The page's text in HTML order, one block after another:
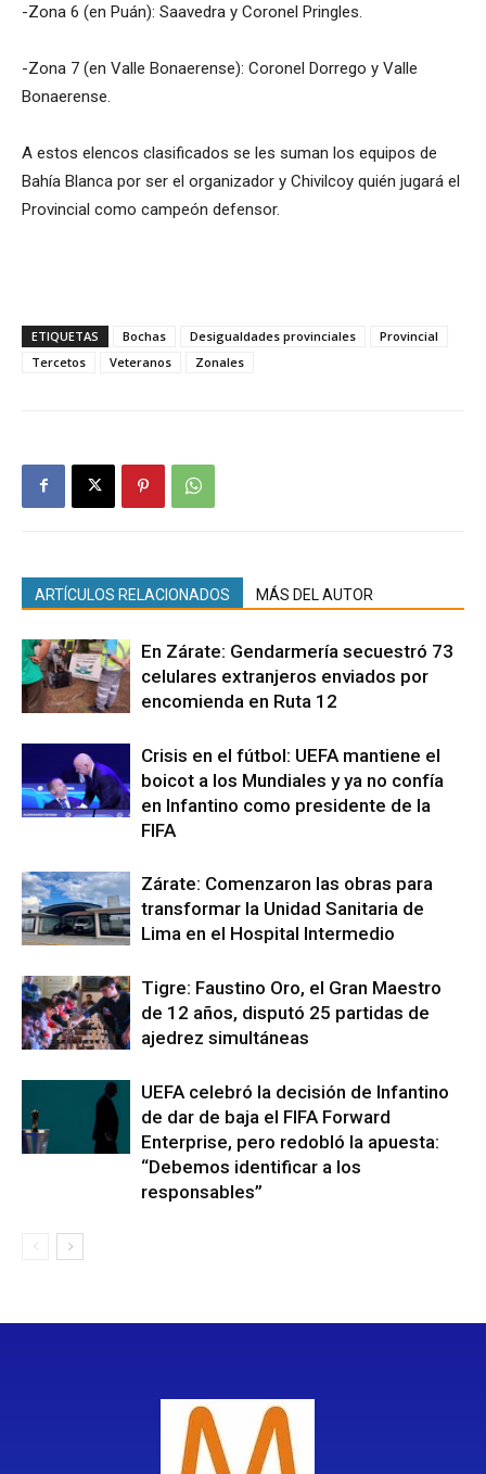
-Zona 6 (en Puán): Saavedra y Coronel Pringles.
-Zona 7 (en Valle Bonaerense): Coronel Dorrego y Valle
Bonaerense.
A estos elencos clasificados se les suman los equipos de
Bahía Blanca por ser el organizador y Chivilcoy quién jugará el
Provincial como campeón defensor.
ETIQUETAS Bochas Desigualdades provinciales
Provincial
Tercetos
Veteranos Zonales
ARTÍCULOS RELACIONADOS MÁS DEL AUTOR
En Zárate: Gendarmería secuestró 73
celulares extranjeros enviados por
encomienda en Ruta 12
Crisis en el fútbol: UEFA mantiene el
boicot a los Mundiales y ya no confía
en Infantino como presidente de la
FIFA
Zárate: Comenzaron las obras para
transformar la Unidad Sanitaria de
Lima en el Hospital Intermedio
Tigre: Faustino Oro, el Gran Maestro
de 12 años, disputó 25 partidas de
ajedrez simultáneas
UEFA celebró la decisión de Infantino
de dar de baja el FIFA Forward
Enterprise, pero redobló la apuesta:
“Debemos identificar a los
responsables”